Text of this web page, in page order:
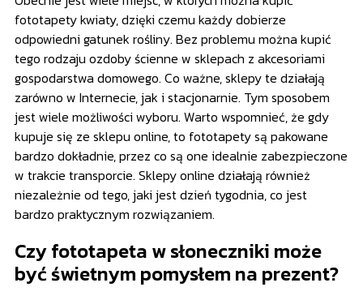
fototapety kwiaty, dzięki czemu każdy dobierze
odpowiedni gatunek rośliny. Bez problemu można kupić
tego rodzaju ozdoby ścienne w sklepach z akcesoriami
gospodarstwa domowego. Co ważne, sklepy te działają
zarówno w Internecie, jak i stacjonarnie. Tym sposobem
jest wiele możliwości wyboru. Warto wspomnieć, że gdy
kupuje się ze sklepu online, to fototapety są pakowane
bardzo dokładnie, przez co są one idealnie zabezpieczone
w trakcie transporcie. Sklepy online działają również
niezależnie od tego, jaki jest dzień tygodnia, co jest
bardzo praktycznym rozwiązaniem.
Czy fototapeta w słoneczniki może
być świetnym pomysłem na prezent?